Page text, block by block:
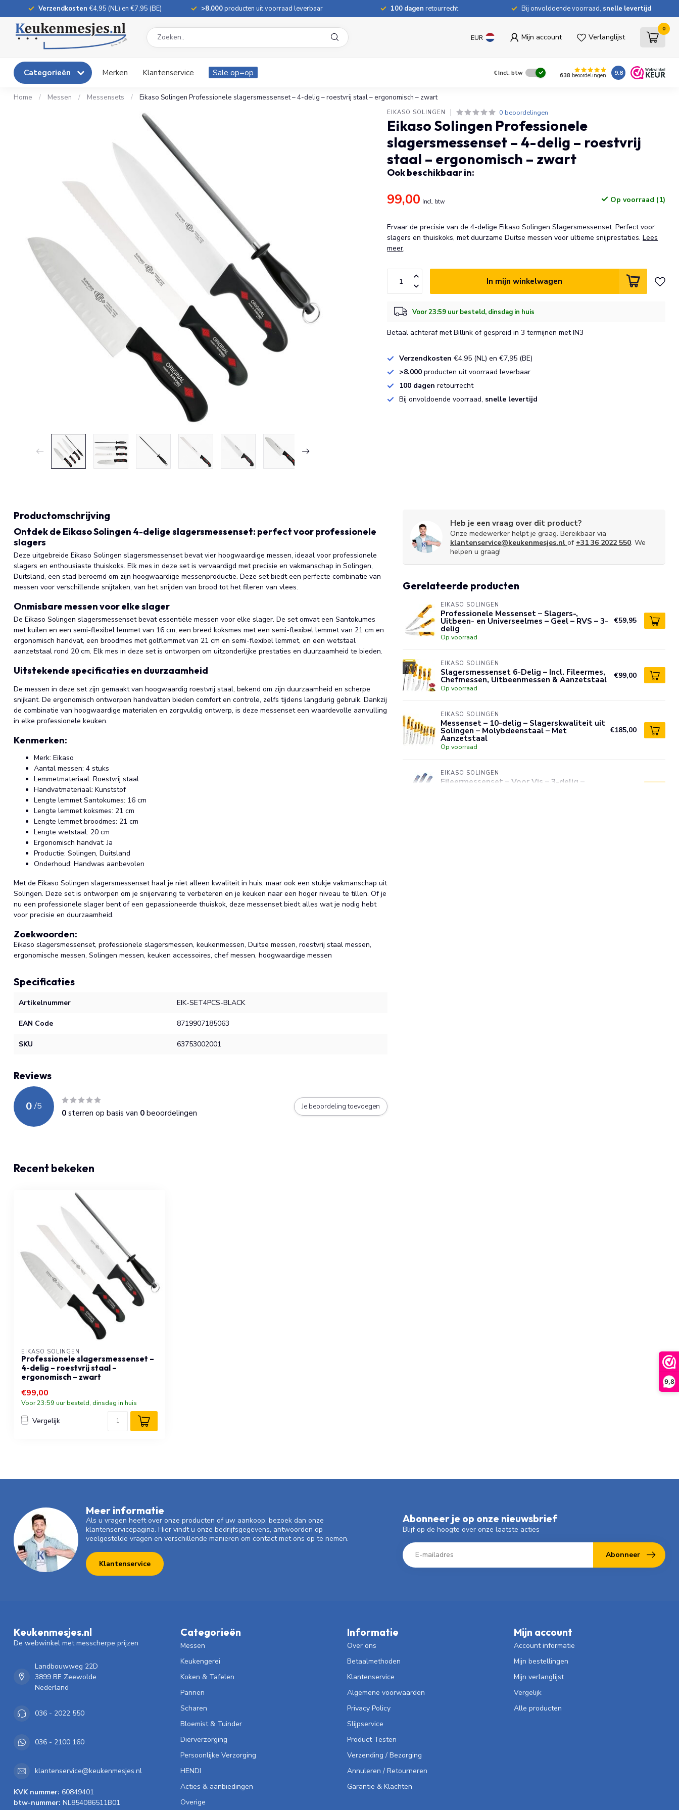
9,8
Verzendkosten €4,95 (NL) en €7,95 (BE) >8.000producten uit voorraad leverbaar 100 dagen retourrecht Bij onvoldoende voorraad, snelle levertijd
EUR Mijn account Verlanglijst
0
Categorieën Merken Klantenservice Sale op=op €Incl. btw 638 beoordelingen 9.8
Home / Messen / Messensets / Eikaso Solingen Professionele slagersmessenset – 4-delig – roestvrij staal – ergonomisch – zwart
EIKASO SOLINGEN 0 beoordelingen
Eikaso Solingen Professionele
slagersmessenset – 4-delig – roestvrij
staal – ergonomisch – zwart
Ook beschikbaar in:
99,00 Incl. btw Op voorraad (1)
Ervaar de precisie van de 4-delige Eikaso Solingen Slagersmessenset. Perfect voor
slagers en thuiskoks, met duurzame Duitse messen voor ultieme snijprestaties.Lees
meer.
In mijn winkelwagen
Voor 23:59 uur besteld, dinsdag in huis
Betaal achteraf met Billink of gespreid in 3 termijnen met IN3
Verzendkosten €4,95 (NL) en €7,95 (BE)
>8.000 producten uit voorraad leverbaar
100 dagenretourrecht
Bij onvoldoende voorraad, snelle levertijd
Productomschrijving
Ontdek de Eikaso Solingen 4-delige slagersmessenset: perfect voor professionele
slagers
Deze uitgebreide Eikaso Solingen slagersmessenset bevat vier hoogwaardige messen, ideaal voor professionele
slagers en enthousiaste thuiskoks. Elk mes in deze set is vervaardigd met precisie en vakmanschap in Solingen,
Duitsland, een stad beroemd om zijn hoogwaardige messenproductie. Deze set biedt een perfecte combinatie van
messen voor verschillende snijtaken, van het snijden van brood tot het fileren van vlees.
Onmisbare messen voor elke slager
De Eikaso Solingen slagersmessenset bevat essentiële messen voor elke slager. De set omvat een Santokumes
met kuilen en een semi-flexibel lemmet van 16 cm, een breed koksmes met een semi-flexibel lemmet van 21 cm en
ergonomisch handvat, een broodmes met golflemmet van 21 cm en semi-flexibel lemmet, en een wetstaal
aanzetstaal rond 20 cm. Elk mes in deze set is ontworpen om uitzonderlijke prestaties en duurzaamheid te bieden.
Uitstekende specificaties en duurzaamheid
De messen in deze set zijn gemaakt van hoogwaardig roestvrij staal, bekend om zijn duurzaamheid en scherpe
snijkant. De ergonomisch ontworpen handvatten bieden comfort en controle, zelfs tijdens langdurig gebruik. Dankzij
de combinatie van hoogwaardige materialen en zorgvuldig ontwerp, is deze messenset een waardevolle aanvulling
in elke professionele keuken.
Kenmerken:
Merk: Eikaso
Aantal messen: 4 stuks
Lemmetmateriaal: Roestvrij staal
Handvatmateriaal: Kunststof
Lengte lemmet Santokumes: 16 cm
Lengte lemmet koksmes: 21 cm
Lengte lemmet broodmes: 21 cm
Lengte wetstaal: 20 cm
Ergonomisch handvat: Ja
Productie: Solingen, Duitsland
Onderhoud: Handwas aanbevolen
Met de Eikaso Solingen slagersmessenset haal je niet alleen kwaliteit in huis, maar ook een stukje vakmanschap uit
Solingen. Deze set is ontworpen om je snijervaring te verbeteren en je keuken naar een hoger niveau te tillen. Of je
nu een professionele slager bent of een gepassioneerde thuiskok, deze messenset biedt alles wat je nodig hebt
voor precisie en duurzaamheid.
Zoekwoorden:
Eikaso slagersmessenset, professionele slagersmessen, keukenmessen, Duitse messen, roestvrij staal messen,
ergonomische messen, Solingen messen, keuken accessoires, chef messen, hoogwaardige messen
Specificaties
Artikelnummer EIK-SET4PCS-BLACK
EAN Code 8719907185063
SKU 63753002001
Reviews
0 /5
0sterren op basis van 0beoordelingen
Je beoordeling toevoegen
Heb je een vraag over dit product?
Onze medewerker helpt je graag. Bereikbaar via
klantenservice@keukenmesjes.nl of +31 36 2022 550. We
helpen u graag!
Gerelateerde producten
EIKASO SOLINGEN
Professionele Messenset – Slagers-,
Uitbeen- en Universeelmes – Geel – RVS – 3-
delig
Op voorraad
€59,95
EIKASO SOLINGEN
Slagersmessenset 6-Delig – Incl. Fileermes,
Chefmessen, Uitbeenmessen & Aanzetstaal
Op voorraad
€99,00
EIKASO SOLINGEN
Messenset – 10-delig – Slagerskwaliteit uit
Solingen – Molybdeenstaal – Met
Aanzetstaal
Op voorraad
€185,00
EIKASO SOLINGEN
Fileermessenset – Voor Vis – 3-delig –
Recent bekeken
EIKASO SOLINGEN
Professionele slagersmessenset –
4-delig – roestvrij staal –
ergonomisch – zwart
€99,00
Voor 23:59 uur besteld, dinsdag in huis
Vergelijk
Meer informatie
Als u vragen heeft over onze producten of uw aankoop, bezoek dan onze
klantenservicepagina. Hier vindt u onze bedrijfsgegevens, antwoorden op
veelgestelde vragen en verschillende manieren om contact met ons op te nemen.
Klantenservice
Abonneer je op onze nieuwsbrief
Blijf op de hoogte over onze laatste acties
Abonneer
Keukenmesjes.nl
De webwinkel met messcherpe prijzen
Landbouwweg 22D
3899 BE Zeewolde
Nederland
036 - 2022 550
036 - 2100 160
klantenservice@keukenmesjes.nl
KVK nummer: 60849401
btw-nummer: NL854086511B01
Categorieën
Messen
Keukengerei
Koken & Tafelen
Pannen
Scharen
Bloemist & Tuinder
Dierverzorging
Persoonlijke Verzorging
HENDI
Acties & aanbiedingen
Overige
Informatie
Over ons
Betaalmethoden
Klantenservice
Algemene voorwaarden
Privacy Policy
Slijpservice
Product Testen
Verzending / Bezorging
Annuleren / Retourneren
Garantie & Klachten
Mijn account
Account informatie
Mijn bestellingen
Mijn verlanglijst
Vergelijk
Alle producten